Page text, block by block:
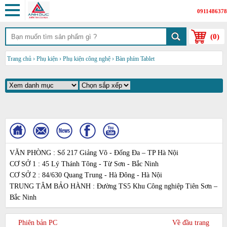
0911486378
(0)
Trang chủ › Phụ kiện › Phụ kiện công nghệ › Bàn phím Tablet
VĂN PHÒNG : Số 217 Giảng Võ - Đống Đa – TP Hà Nội
CƠ SỞ 1 : 45 Lý Thánh Tông - Từ Sơn - Bắc Ninh
CƠ SỞ 2 : 84/630 Quang Trung - Hà Đông - Hà Nội
TRUNG TÂM BẢO HÀNH : Đường TS5 Khu Công nghiệp Tiên Sơn –
Bắc Ninh
Phiên bản PC Về đầu trang